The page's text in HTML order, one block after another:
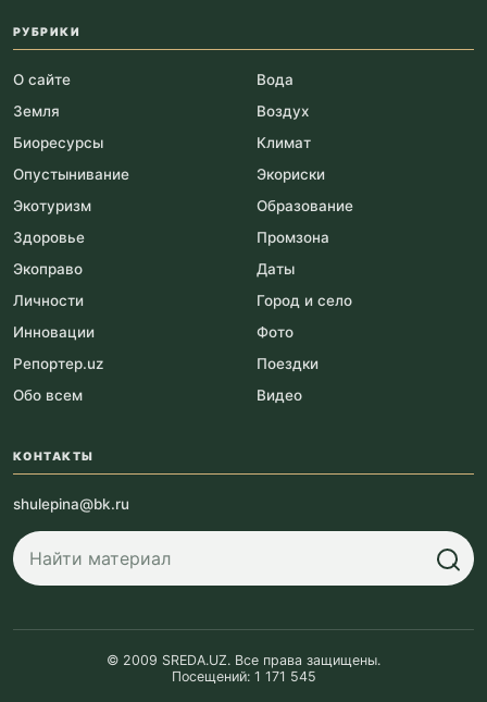
РУБРИКИ
О сайте
Вода
Земля
Воздух
Биоресурсы
Климат
Опустынивание
Экориски
Экотуризм
Образование
Здоровье
Промзона
Экоправо
Даты
Личности
Город и село
Инновации
Фото
Репортер.uz
Поездки
Обо всем
Видео
КОНТАКТЫ
shulepina@bk.ru
© 2009 SREDA.UZ. Все права защищены.
Посещений: 1 171 545